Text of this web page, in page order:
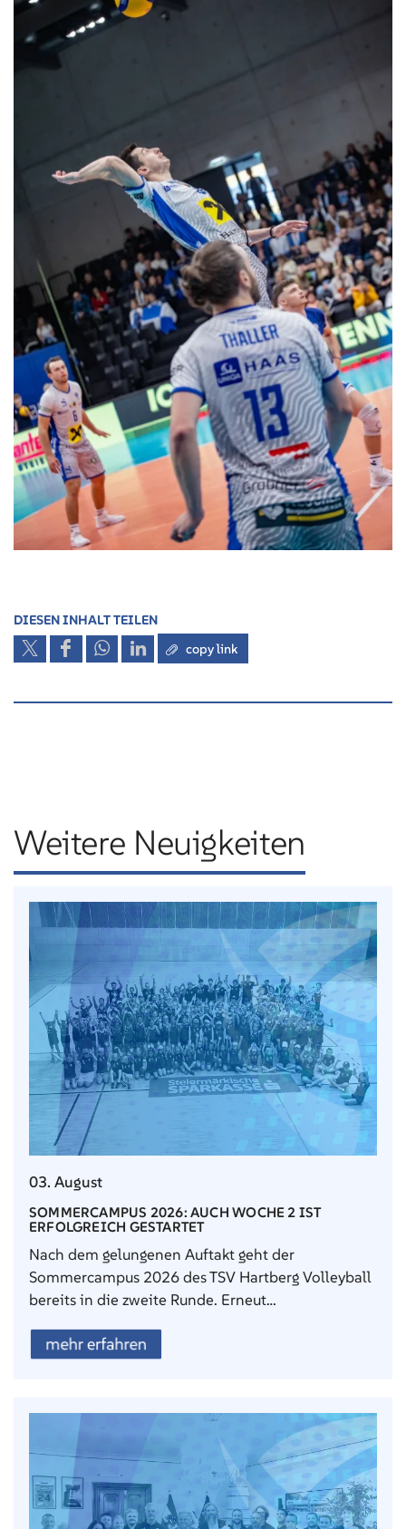
DIESEN INHALT TEILEN
copy link
Weitere Neuigkeiten
03. August
SOMMERCAMPUS 2026: AUCH WOCHE 2 IST
ERFOLGREICH GESTARTET
Nach dem gelungenen Auftakt geht der
Sommercampus 2026 des TSV Hartberg Volleyball
bereits in die zweite Runde. Erneut…
mehr erfahren